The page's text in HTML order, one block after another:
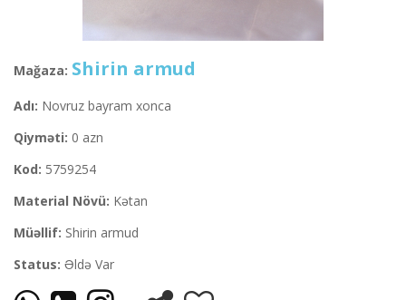
Mağaza: Shirin armud
Adı: Novruz bayram xonca
Qiyməti: 0 azn
Kod: 5759254
Material Növü: Kətan
Müəllif: Shirin armud
Status: Əldə Var